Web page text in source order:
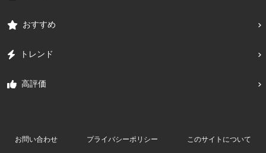
おすすめ
トレンド
高評価
お問い合わせ プライバシーポリシー このサイトについて